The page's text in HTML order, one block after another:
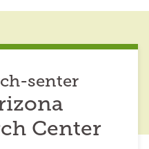
senter
Center